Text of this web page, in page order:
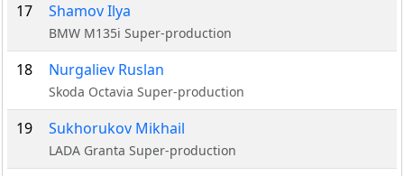
17 Shamov Ilya
BMW M135i Super-production
18 Nurgaliev Ruslan
Skoda Octavia Super-production
19 Sukhorukov Mikhail
LADA Granta Super-production